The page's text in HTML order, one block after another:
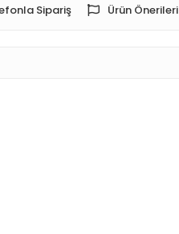
Sipariş Ürün Önerileri